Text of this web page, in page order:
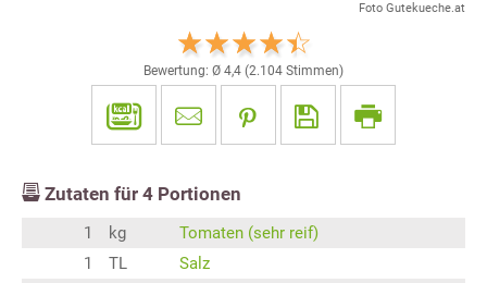
Foto Gutekueche.at
Bewertung: Ø 4,4 (2.104 Stimmen)
Zutaten für 4 Portionen
1 kg
Tomaten (sehr reif)
1
TL
Salz